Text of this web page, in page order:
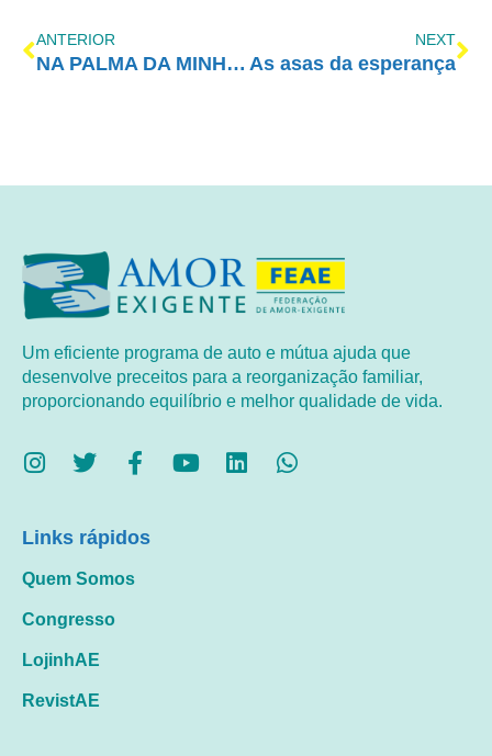
ANTERIOR
NA PALMA DA MINHA MÃO
NEXT
As asas da esperança
Um eficiente programa de auto e mútua ajuda que
desenvolve preceitos para a reorganização familiar,
proporcionando equilíbrio e melhor qualidade de vida.
Links rápidos
Quem Somos
Congresso
LojinhAE
RevistAE